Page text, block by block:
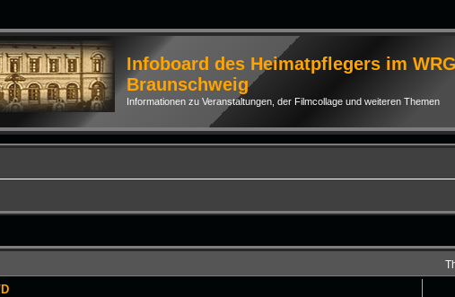
Infoboard des Heimatpflegers im WRG
Braunschweig
Informationen zu Veranstaltungen, der Filmcollage und weiteren Themen